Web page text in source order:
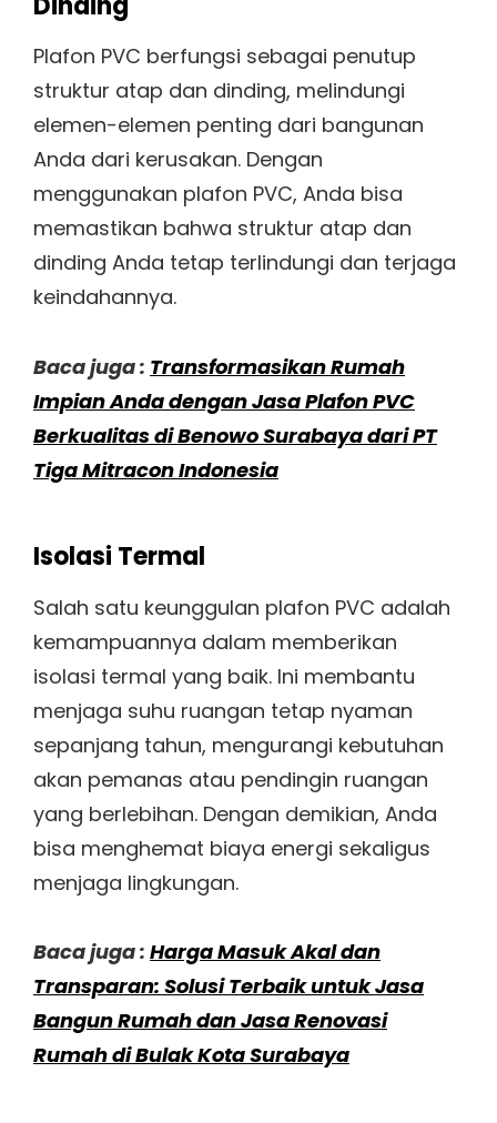
Plafon PVC berfungsi sebagai penutup
struktur atap dan dinding, melindungi
elemen-elemen penting dari bangunan
Anda dari kerusakan. Dengan
menggunakan plafon PVC, Anda bisa
memastikan bahwa struktur atap dan
dinding Anda tetap terlindungi dan terjaga
keindahannya.
Baca juga : Transformasikan Rumah
Impian Anda dengan Jasa Plafon PVC
Berkualitas di Benowo Surabaya dari PT
Tiga Mitracon Indonesia
Isolasi Termal
Salah satu keunggulan plafon PVC adalah
kemampuannya dalam memberikan
isolasi termal yang baik. Ini membantu
menjaga suhu ruangan tetap nyaman
sepanjang tahun, mengurangi kebutuhan
akan pemanas atau pendingin ruangan
yang berlebihan. Dengan demikian, Anda
bisa menghemat biaya energi sekaligus
menjaga lingkungan.
Baca juga : Harga Masuk Akal dan
Transparan: Solusi Terbaik untuk Jasa
Bangun Rumah dan Jasa Renovasi
Rumah di Bulak Kota Surabaya